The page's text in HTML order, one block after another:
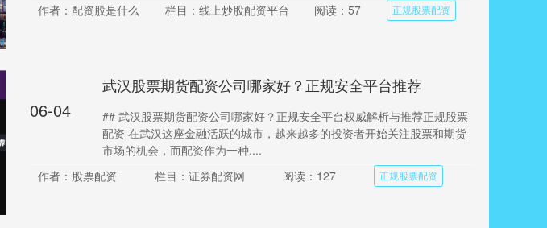
作者：配资股是什么
栏目：线上炒股配资平台 阅读：57 正规股票配资
06-04
武汉股票期货配资公司哪家好？正规安全平台推荐
## 武汉股票期货配资公司哪家好？正规安全平台权威解析与推荐正规股票
配资 在武汉这座金融活跃的城市，越来越多的投资者开始关注股票和期货
市场的机会，而配资作为一种....
作者：股票配资
栏目：证券配资网 阅读：127 正规股票配资